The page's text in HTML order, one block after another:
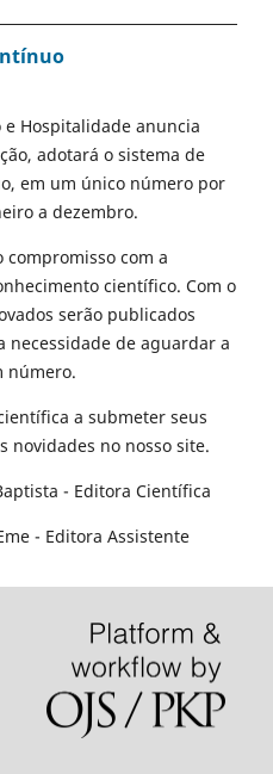
e Hospitalidade anuncia
adotará o sistema de
em um único número por
a dezembro.
compromisso com a
científico. Com o
serão publicados
necessidade de aguardar a
número.
a submeter seus
novidades no nosso site.
- Editora Científica
- Editora Assistente